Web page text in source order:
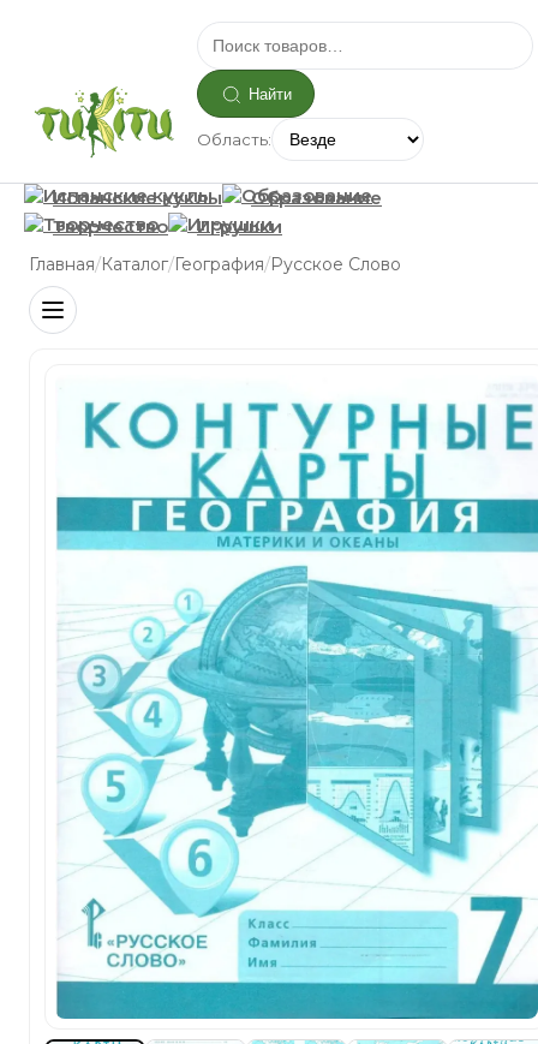
Найти
Область:
Испанские куклы
Образование
Творчество
Игрушки
Главная/Каталог/География/Русское Слово